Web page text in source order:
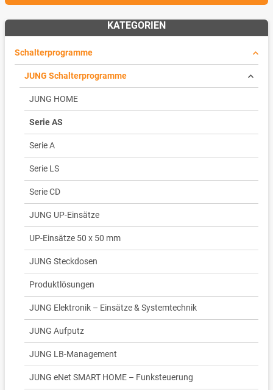
KATEGORIEN
Schalterprogramme
JUNG Schalterprogramme
JUNG HOME
Serie AS
Serie A
Serie LS
Serie CD
JUNG UP-Einsätze
UP-Einsätze 50 x 50 mm
JUNG Steckdosen
Produktlösungen
JUNG Elektronik – Einsätze & Systemtechnik
JUNG Aufputz
JUNG LB-Management
JUNG eNet SMART HOME – Funksteuerung